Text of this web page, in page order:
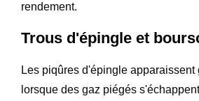
rendement.
Trous d'épingle et
Les piqûres d'épingle apparaissent
lorsque des gaz piégés